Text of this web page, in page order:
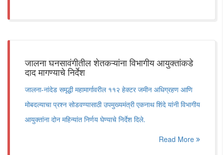
जालना घनसावंगीतील शेतकऱ्यांना विभागीय आयुक्तांकडे
दाद मागण्याचे निर्देश
जालना-नांदेड समृद्धी महामार्गावरील ११२ हेक्टर जमीन अधिग्रहण आणि
मोबदल्याचा प्रश्न सोडवण्यासाठी उपमुख्यमंत्री एकनाथ शिंदे यांनी विभागीय
आयुक्तांना दोन महिन्यांत निर्णय घेण्याचे निर्देश दिले.
Read More